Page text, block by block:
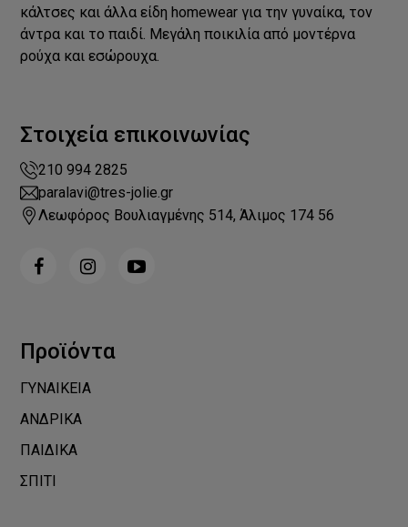
κάλτσες και άλλα είδη homewear για την γυναίκα, τον
άντρα και το παιδί. Μεγάλη ποικιλία από μοντέρνα
ρούχα και εσώρουχα.
Στοιχεία επικοινωνίας
210 994 2825
paralavi@tres-jolie.gr
Λεωφόρος Βουλιαγμένης 514, Άλιμος 174 56
Προϊόντα
ΓΥΝΑΙΚΕΙΑ
ΑΝΔΡΙΚΑ
ΠΑΙΔΙΚΑ
ΣΠΙΤΙ